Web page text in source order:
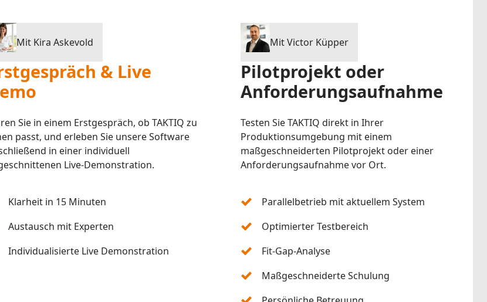
Mit Kira Askevold
& Live
Sie in einem Erstgespräch, ob TAKTIQ zu
passt, und erleben Sie unsere Software
in einer individuell
Live-Demonstration.
Klarheit in 15 Minuten
Austausch mit Experten
Individualisierte Live Demonstration
Mit Victor Küpper
Pilotprojekt oder
Anforderungsaufnahme
Testen Sie TAKTIQ direkt in Ihrer
Produktionsumgebung mit einem
maßgeschneiderten Pilotprojekt oder einer
Anforderungsaufnahme vor Ort.
Parallelbetrieb mit aktuellem System
Optimierter Testbereich
Fit-Gap-Analyse
Maßgeschneiderte Schulung